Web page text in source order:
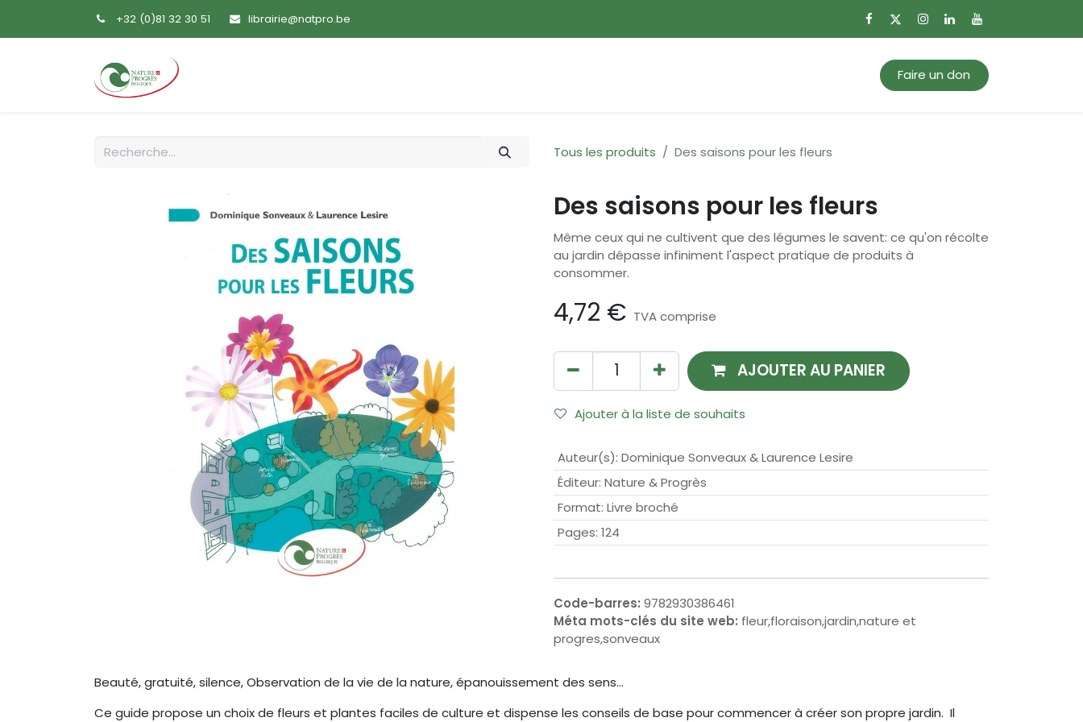
+32 (0)81 32 30 51 librairie@natpro.be
Faire un don
Tous les produits Des saisons pour les fleurs
Des saisons pour les fleurs
Même ceux qui ne cultivent que des légumes le savent: ce qu'on récolte
au jardin dépasse infiniment l'aspect pratique de produits à
consommer.
4,72 € TVA comprise
AJOUTER AU PANIER
Ajouter à la liste de souhaits
Auteur(s): Dominique Sonveaux & Laurence Lesire
Éditeur: Nature & Progrès
Format: Livre broché
Pages: 124
Code-barres: 9782930386461
Méta mots-clés du site web: fleur,floraison,jardin,nature et
progres,sonveaux
Beauté, gratuité, silence, Observation de la vie de la nature, épanouissement des sens...
Ce guide propose un choix de fleurs et plantes faciles de culture et dispense les conseils de base pour commencer à créer son propre jardin. Il